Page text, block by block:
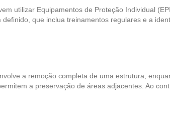
utilizar Equipamentos de Proteção Individual
que inclua treinamentos regulares e a
a remoção completa de uma estrutura,
a preservação de áreas adjacentes. Ao